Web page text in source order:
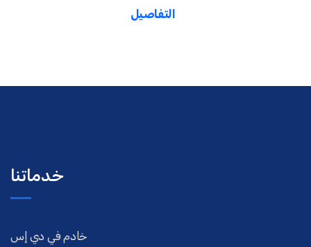
التفاصيل
خدماتنا
خادم في دي إس